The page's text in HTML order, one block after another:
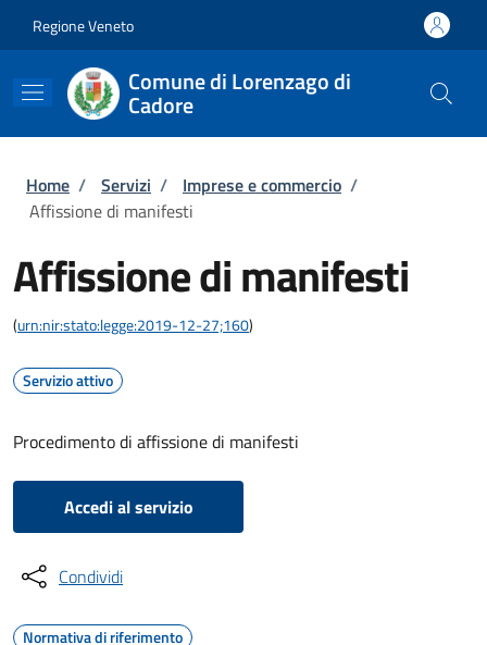
Regione Veneto
Comune di Lorenzago di
Cadore
Briciole di pane
Home / Servizi / Imprese e commercio /
Affissione di manifesti
Affissione di manifesti
(urn:nir:stato:legge:2019-12-27;160)
Servizio attivo
Procedimento di affissione di manifesti
Accedi al servizio
Condividi
Normativa di riferimento